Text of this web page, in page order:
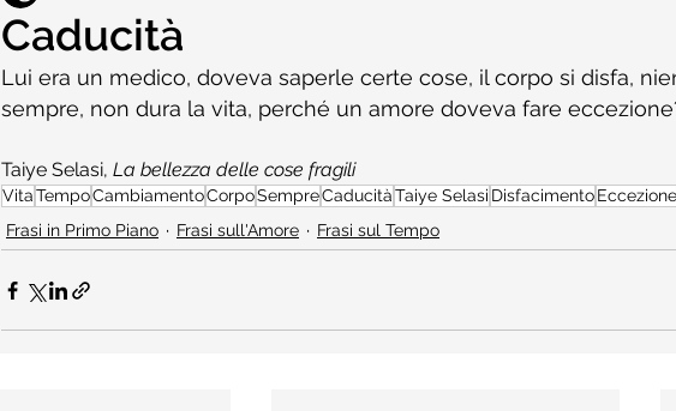
Caducità
Lui era un medico, doveva saperle certe cose, il corpo si disfa,
sempre, non dura la vita, perché un amore doveva fare
Taiye Selasi, La bellezza delle cose fragili
VitaTempoCambiamentoCorpoSempreCaducitàTaiye Selasi DisfacimentoEccezione
Frasi in Primo Piano
Frasi sull'Amore Frasi sul Tempo